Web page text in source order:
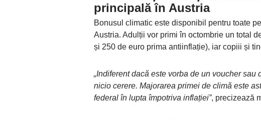
principală în Austria
Bonusul climatic este disponibil pentru toate
Austria. Adulții vor primi în octombrie un total
și 250 de euro prima antiinflație), iar copiii și
„Indiferent dacă este vorba de un voucher
nicio cerere. Majorarea primei de climă este
federal în lupta împotriva inflației”, precizează